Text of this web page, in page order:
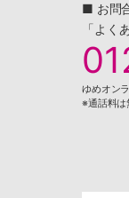
■ お問
「よく
ゆめオン
※通話料は